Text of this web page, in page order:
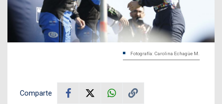
Fotografía: Carolina Echagüe M.
Comparte